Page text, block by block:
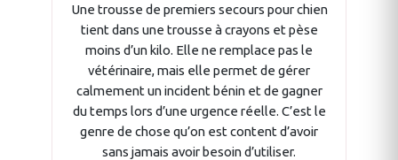
Une trousse de premiers secours pour chien
tient dans une trousse à crayons et pèse
moins d’un kilo. Elle ne remplace pas le
vétérinaire, mais elle permet de gérer
calmement un incident bénin et de gagner
du temps lors d’une urgence réelle. C’est le
genre de chose qu’on est content d’avoir
sans jamais avoir besoin d’utiliser.